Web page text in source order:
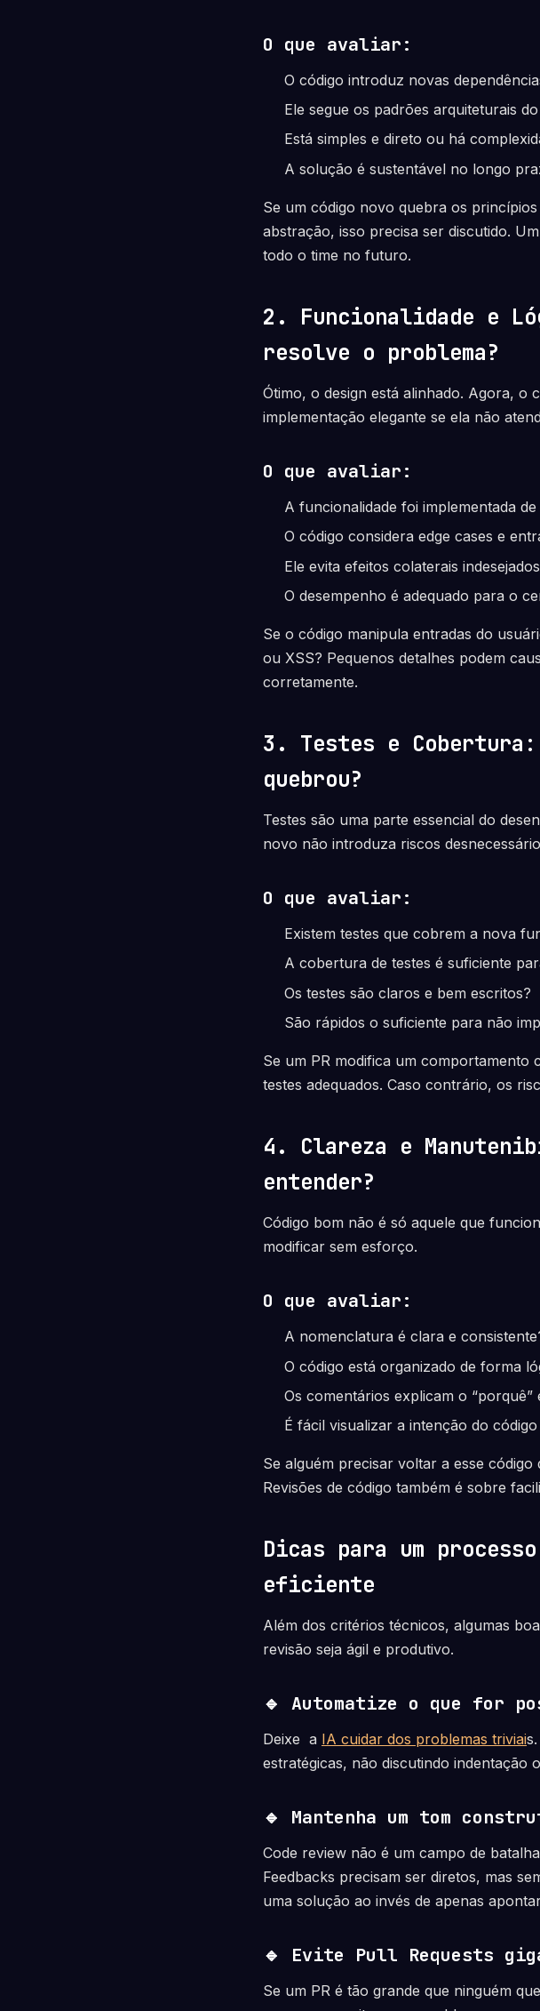
O que avaliar:
O código introduz novas
Ele segue os padrões arquiteturais
Está simples e direto ou há
A solução é sustentável no longo
Se um código novo quebra os
abstração, isso precisa ser discutido.
todo o time no futuro.
2. Funcionalidade e
resolve o problema?
Ótimo, o design está alinhado. Agora, o
implementação elegante se ela não
O que avaliar:
A funcionalidade foi implementada
O código considera edge cases e
Ele evita efeitos colaterais
O desempenho é adequado para o
Se o código manipula entradas do
ou XSS? Pequenos detalhes podem
corretamente.
3. Testes e Cobertura:
quebrou?
Testes são uma parte essencial do
novo não introduza riscos
O que avaliar:
Existem testes que cobrem a nova
A cobertura de testes é suficiente
Os testes são claros e bem escritos?
São rápidos o suficiente para não
Se um PR modifica um comportamento
testes adequados. Caso contrário, os
4. Clareza e
entender?
Código bom não é só aquele que
modificar sem esforço.
O que avaliar:
A nomenclatura é clara e
O código está organizado de forma
Os comentários explicam o “porquê”
É fácil visualizar a intenção do
Se alguém precisar voltar a esse
Revisões de código também é sobre
Dicas para um
eficiente
Além dos critérios técnicos, algumas
revisão seja ágil e produtivo.
🔹 Automatize o que for
Deixe a IA cuidar dos problemas triviai
estratégicas, não discutindo indentação
🔹 Mantenha um tom
Code review não é um campo de
Feedbacks precisam ser diretos, mas
uma solução ao invés de apenas
🔹 Evite Pull Requests
Se um PR é tão grande que ninguém